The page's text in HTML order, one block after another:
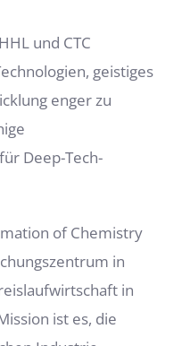
und CTC
geistiges
enger zu
Deep-Tech-
of Chemistry
in
in
ist es, die